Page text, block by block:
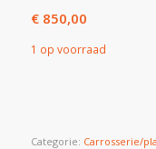
€850,00
1 op voorraad
Categorie: Carrosserie/